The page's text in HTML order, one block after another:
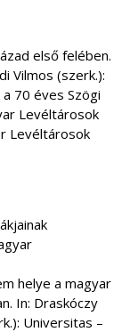
első felében.
Vilmos (szerk.):
70 éves Szögi
Levéltárosok
Levéltárosok
helye a magyar
In: Draskóczy
Universitas –